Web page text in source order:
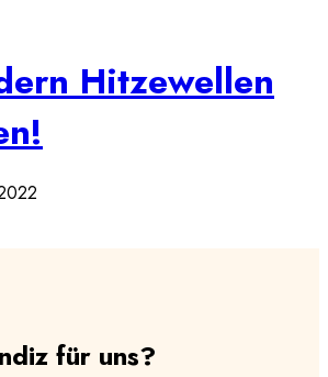
Hitzewellen
für uns?